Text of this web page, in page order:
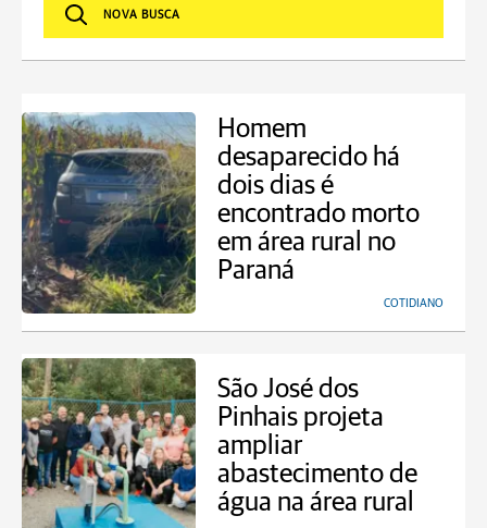
Homem
desaparecido há
dois dias é
encontrado morto
em área rural no
Paraná
COTIDIANO
São José dos
Pinhais projeta
ampliar
abastecimento de
água na área rural